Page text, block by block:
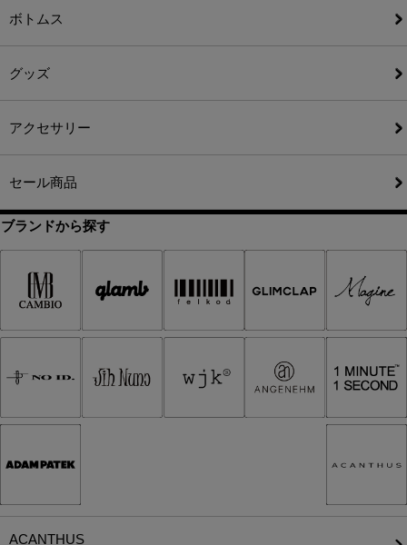
ボトムス
グッズ
アクセサリー
セール商品
ブランドから探す
ACANTHUS